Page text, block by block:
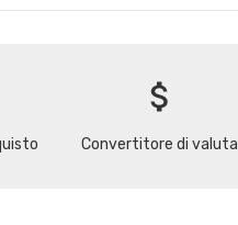
attach_money
Convertitore di valuta